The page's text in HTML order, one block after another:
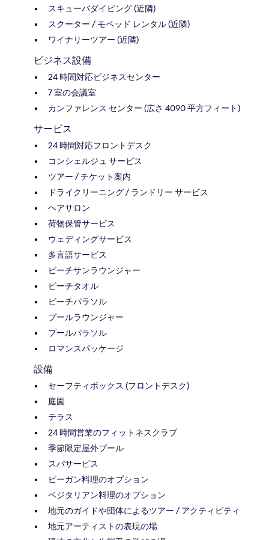
スキューバダイビング (近隣)
スクーター / モペッド レンタル (近隣)
ワイナリーツアー (近隣)
ビジネス設備
24 時間対応ビジネスセンター
7 室の会議室
カンファレンス センター (広さ 4090 平方フィート)
サービス
24 時間対応フロントデスク
コンシェルジュ サービス
ツアー / チケット案内
ドライクリーニング / ランドリー サービス
ヘアサロン
荷物保管サービス
ウェディングサービス
多言語サービス
ビーチサンラウンジャー
ビーチタオル
ビーチパラソル
プールラウンジャー
プールパラソル
ロマンスパッケージ
設備
セーフティボックス (フロントデスク)
庭園
テラス
24 時間営業のフィットネスクラブ
季節限定屋外プール
スパサービス
ビーガン料理のオプション
ベジタリアン料理のオプション
地元のガイドや団体によるツアー / アクティビティ
地元アーティストの表現の場